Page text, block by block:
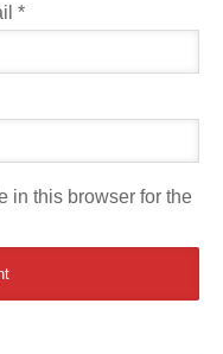
*
in this browser for the